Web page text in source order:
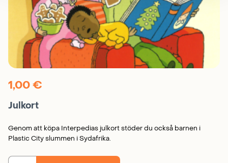
1,00€
Julkort
Genom att köpa Interpedias julkort stöder du också barnen i
Plastic City slummen i Sydafrika.